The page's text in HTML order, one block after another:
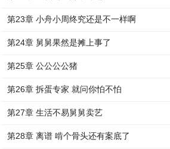
第23章 小舟小周终究还是不一样啊
第24章 舅舅果然是摊上事了
第25章 公公公公猪
第26章 拆蛋专家 就问你怕不怕
第27章 生活不易舅舅卖艺
第28章 离谱 啃个骨头还有案底了